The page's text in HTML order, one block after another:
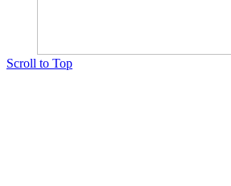
Scroll to Top